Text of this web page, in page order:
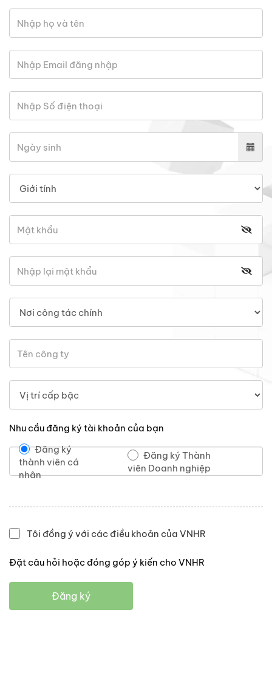
Nhu cầu đăng ký tài khoản của bạn
Đăng ký
thành viên cá
nhân
Đăng ký Thành
viên Doanh nghiệp
Tôi đồng ý với các điều khoản của VNHR
Đặt câu hỏi hoặc đóng góp ý kiến cho VNHR
Đăng ký